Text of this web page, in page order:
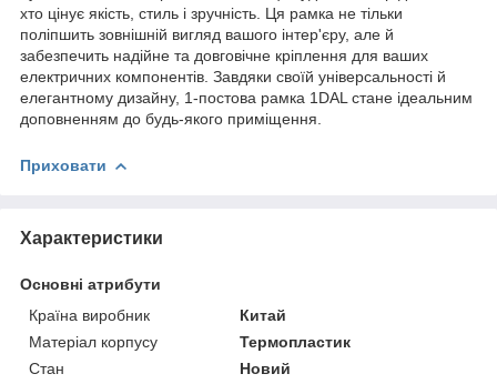
хто цінує якість, стиль і зручність. Ця рамка не тільки
поліпшить зовнішній вигляд вашого інтер'єру, але й
забезпечить надійне та довговічне кріплення для ваших
електричних компонентів. Завдяки своїй універсальності й
елегантному дизайну, 1-постова рамка 1DAL стане ідеальним
доповненням до будь-якого приміщення.
Приховати
Характеристики
Основні атрибути
Країна виробник
Китай
Матеріал корпусу
Термопластик
Стан
Новий